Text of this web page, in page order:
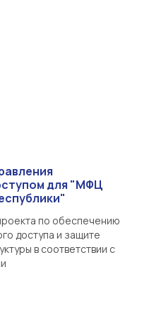
для "МФЦ
по обеспечению
доступа и защите
в соответствии с